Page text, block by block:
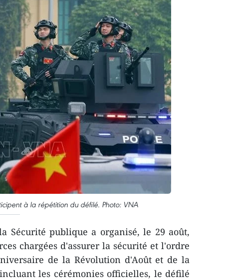
à la répétition du défilé. Photo: VNA
Sécurité publique a organisé, le 29 août,
chargées d'assurer la sécurité et l'ordre
de la Révolution d'Août et de la
les cérémonies officielles, le défilé